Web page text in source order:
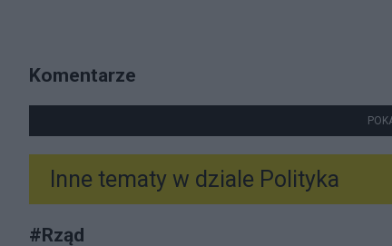
Komentarze
Inne tematy w dziale Polityka
#Rząd